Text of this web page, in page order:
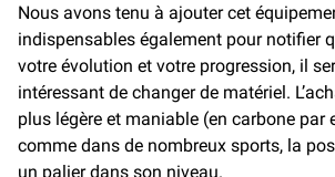
Nous avons tenu à ajouter cet
indispensables également pour notifier
votre évolution et votre progression, il
intéressant de changer de matériel.
plus légère et maniable (en carbone par
comme dans de nombreux sports, la
un palier dans son niveau.